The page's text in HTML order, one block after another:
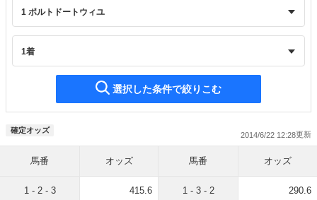
選択した条件で絞りこむ
確定オッズ
2014/6/22 12:28
馬番 オッズ
1 - 2 - 3 415.6
馬番 オッズ
1 - 3 - 2 290.6